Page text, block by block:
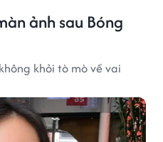
ảnh sau Bóng
khỏi tò mò về vai